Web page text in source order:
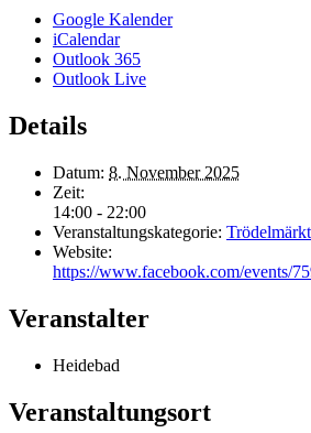
Google Kalender
iCalendar
Outlook 365
Outlook Live
Details
Datum: 8. November 2025
Zeit:
14:00 - 22:00
Veranstaltungskategorie:
Website:
https://www.facebook.com/events/
Veranstalter
Heidebad
Veranstaltungsort